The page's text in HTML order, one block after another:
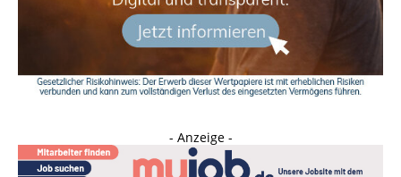
- Anzeige -